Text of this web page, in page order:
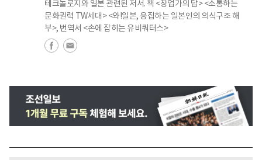
테크놀로지와 일본 관련된 저서. 책 <창업가의 답> <소통하는
문화권력 TW세대> <와!일본, 응집하는 일본인의 의식구조 해
부>, 번역서 <손에 잡히는 유비쿼터스>